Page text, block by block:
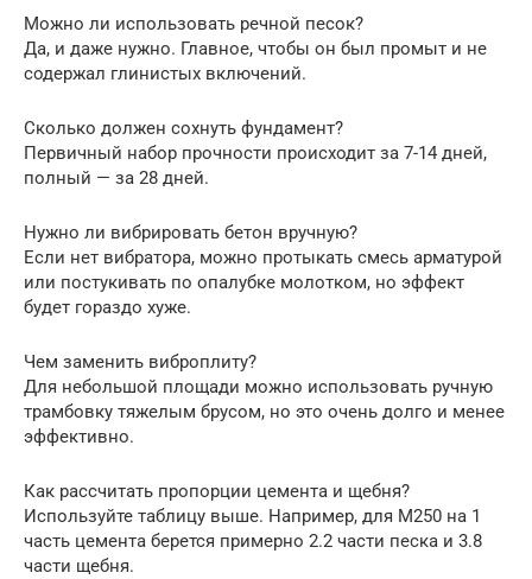
Можно ли использовать речной песок?
Да, и даже нужно. Главное, чтобы он был промыт и не
содержал глинистых включений.
Сколько должен сохнуть фундамент?
Первичный набор прочности происходит за 7-14 дней,
полный — за 28 дней.
Нужно ли вибрировать бетон вручную?
Если нет вибратора, можно протыкать смесь арматурой
или постукивать по опалубке молотком, но эффект
будет гораздо хуже.
Чем заменить виброплиту?
Для небольшой площади можно использовать ручную
трамбовку тяжелым брусом, но это очень долго и менее
эффективно.
Как рассчитать пропорции цемента и щебня?
Используйте таблицу выше. Например, для М250 на 1
часть цемента берется примерно 2.2 части песка и 3.8
части щебня.